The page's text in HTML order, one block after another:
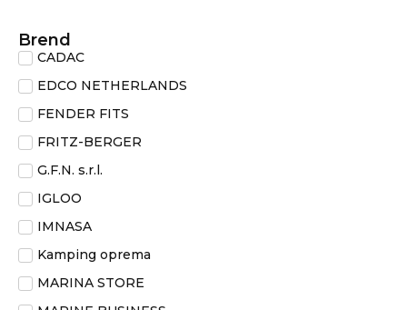
Brend
CADAC
EDCO NETHERLANDS
FENDER FITS
FRITZ-BERGER
G.F.N. s.r.l.
IGLOO
IMNASA
Kamping oprema
MARINA STORE